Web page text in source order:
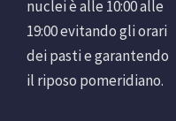
nuclei è alle 10:00 alle
19:00 evitando gli orari
dei pasti e garantendo
il riposo pomeridiano.